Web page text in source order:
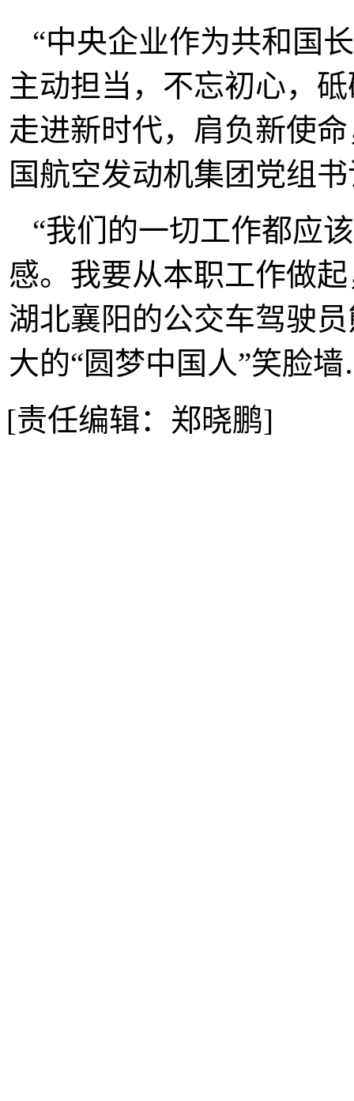
“中央企业作为共和国
主动担当，不忘初心，
走进新时代，肩负新使
国航空发动机集团党组
“我们的一切工作都应
感。我要从本职工作做
湖北襄阳的公交车驾驶
大的“圆梦中国人”笑脸
[责任编辑：郑晓鹏]